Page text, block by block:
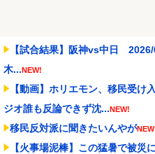
【試合結果】阪神vs中日
木...NEW!
【動画】ホリエモン、移民受
ジオ誰も反論できず沈...NEW!
移民反対派に聞きたいんやが
【火事場泥棒】この猛暑で被災